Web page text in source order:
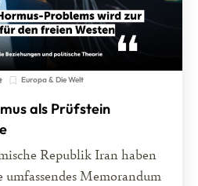
Europa & Die Welt
als Prüfstein
Republik Iran haben
Memorandum